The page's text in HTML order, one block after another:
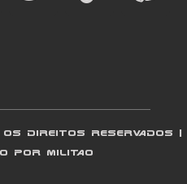
DIREITOS RESERVADOS |
POR MILITAO